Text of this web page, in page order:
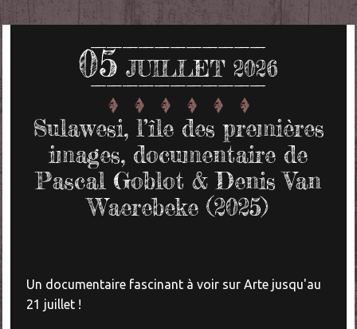
05 JUILLET 2026
Sulawesi, l’île des premières
images, documentaire de
Pascal Goblot & Denis Van
Waerebeke (2025)
Un documentaire fascinant à voir sur Arte jusqu'au
21 juillet !